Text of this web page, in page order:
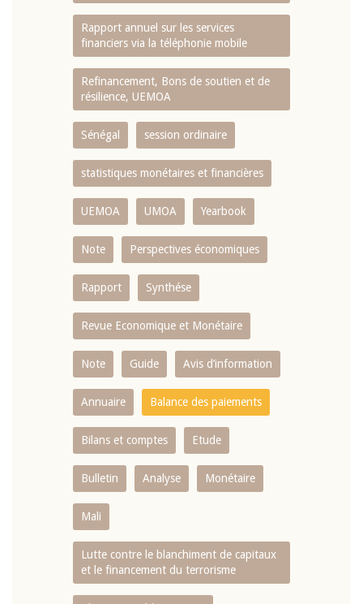
Rapport annuel sur les services
financiers via la téléphonie mobile
Refinancement, Bons de soutien et de
résilience, UEMOA
Sénégal session ordinaire
statistiques monétaires et financières
UEMOA UMOA Yearbook
Note Perspectives économiques
Rapport Synthése
Revue Economique et Monétaire
Note Guide Avis d’information
Annuaire Balance des paiements
Bilans et comptes Etude
Bulletin Analyse Monétaire
Mali
Lutte contre le blanchiment de capitaux
et le financement du terrorisme